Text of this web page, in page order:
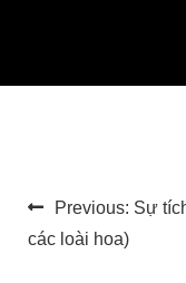
Điều
hướng
Previous: Sự
các loài hoa)